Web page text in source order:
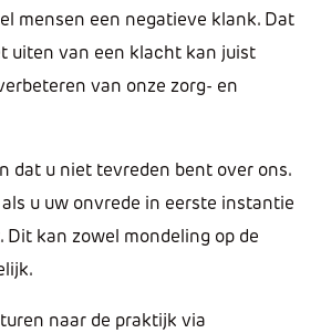
mensen een negatieve klank. Dat
uiten van een klacht kan juist
van onze zorg- en
dat u niet tevreden bent over ons.
u uw onvrede in eerste instantie
Dit kan zowel mondeling op de
naar de praktijk via